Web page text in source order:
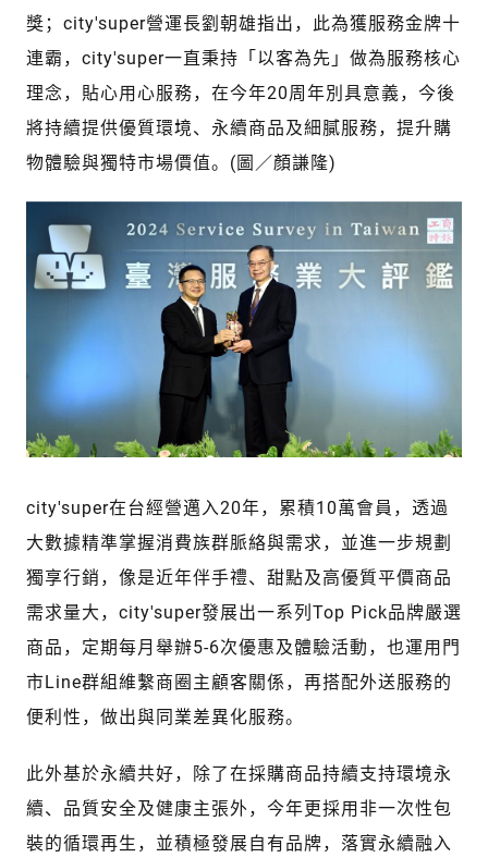
獎；city'super營運長劉朝雄指出，此為獲服務金牌十
連霸，city'super一直秉持「以客為先」做為服務核心
理念，貼心用心服務，在今年20周年別具意義，今後
將持續提供優質環境、永續商品及細膩服務，提升購
物體驗與獨特市場價值。(圖／顏謙隆)
city'super在台經營邁入20年，累積10萬會員，透過
大數據精準掌握消費族群脈絡與需求，並進一步規劃
獨享行銷，像是近年伴手禮、甜點及高優質平價商品
需求量大，city'super發展出一系列Top Pick品牌嚴選
商品，定期每月舉辦5-6次優惠及體驗活動，也運用門
市Line群組維繫商圈主顧客關係，再搭配外送服務的
便利性，做出與同業差異化服務。
此外基於永續共好，除了在採購商品持續支持環境永
續、品質安全及健康主張外，今年更採用非一次性包
裝的循環再生，並積極發展自有品牌，落實永續融入